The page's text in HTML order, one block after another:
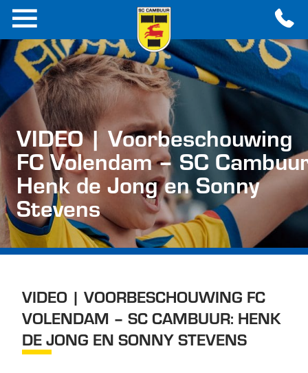
VIDEO | Voorbeschouwing
FC Volendam – SC
Henk de Jong en Sonny
Stevens
VIDEO | VOORBESCHOUWING FC
VOLENDAM – SC CAMBUUR: HENK
DE JONG EN SONNY STEVENS